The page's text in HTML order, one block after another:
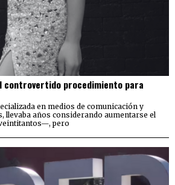
controvertido procedimiento para
en medios de comunicación y
llevaba años considerando aumentarse el
pero